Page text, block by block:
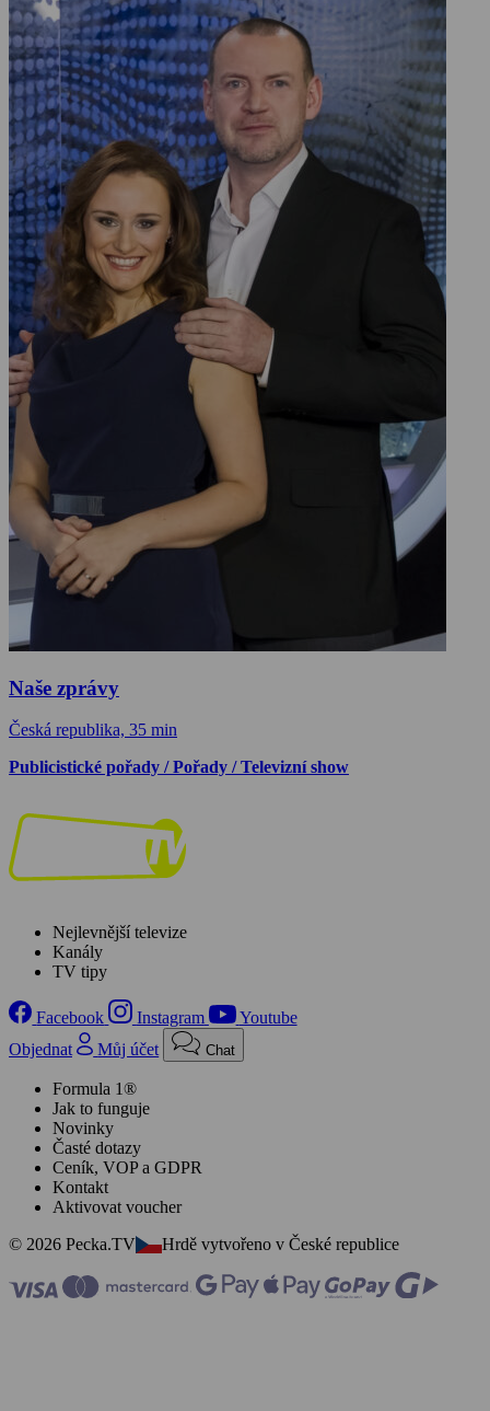
Naše zprávy
Česká republika, 35 min
Publicistické pořady / Pořady / Televizní show
Nejlevnější televize
Kanály
TV tipy
Facebook Instagram
Youtube
Objednat
Můj účet Chat
Formula 1®
Jak to funguje
Novinky
Časté dotazy
Ceník, VOP a GDPR
Kontakt
Aktivovat voucher
© 2026 Pecka.TV
Hrdě vytvořeno v České republice